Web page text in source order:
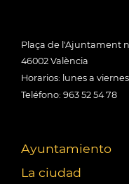
Plaça de l'Ajuntament
46002 València
Horarios: lunes a
Teléfono: 963 52 54 78
Ayuntamiento
La ciudad